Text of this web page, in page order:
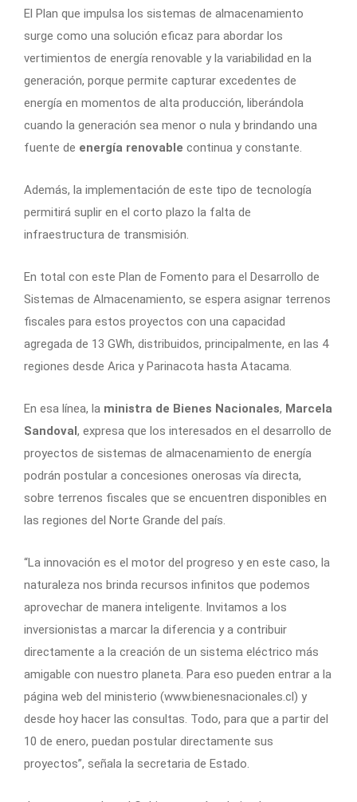
El Plan que impulsa los sistemas de almacenamiento
surge como una solución eficaz para abordar los
vertimientos de energía renovable y la variabilidad en la
generación, porque permite capturar excedentes de
energía en momentos de alta producción, liberándola
cuando la generación sea menor o nula y brindando una
fuente de energía renovable continua y constante.
Además, la implementación de este tipo de tecnología
permitirá suplir en el corto plazo la falta de
infraestructura de transmisión.
En total con este Plan de Fomento para el Desarrollo de
Sistemas de Almacenamiento, se espera asignar terrenos
fiscales para estos proyectos con una capacidad
agregada de 13 GWh, distribuidos, principalmente, en las 4
regiones desde Arica y Parinacota hasta Atacama.
En esa línea, la ministra de Bienes Nacionales, Marcela
Sandoval, expresa que los interesados en el desarrollo de
proyectos de sistemas de almacenamiento de energía
podrán postular a concesiones onerosas vía directa,
sobre terrenos fiscales que se encuentren disponibles en
las regiones del Norte Grande del país.
“La innovación es el motor del progreso y en este caso, la
naturaleza nos brinda recursos infinitos que podemos
aprovechar de manera inteligente. Invitamos a los
inversionistas a marcar la diferencia y a contribuir
directamente a la creación de un sistema eléctrico más
amigable con nuestro planeta. Para eso pueden entrar a la
página web del ministerio (www.bienesnacionales.cl) y
desde hoy hacer las consultas. Todo, para que a partir del
10 de enero, puedan postular directamente sus
proyectos”, señala la secretaria de Estado.